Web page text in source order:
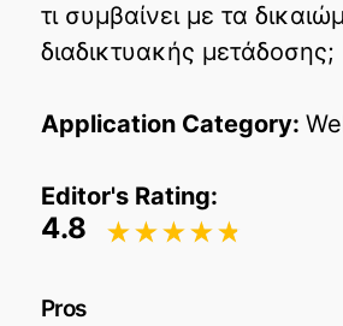
τι συμβαίνει με τα
διαδικτυακής μετάδοσης;
Application Category:
Editor's Rating:
4.8
Pros